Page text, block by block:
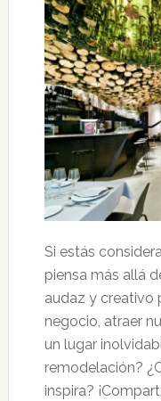
Si estás
piensa más allá
audaz y creativo
negocio, atraer
un lugar
remodelación?
inspira?